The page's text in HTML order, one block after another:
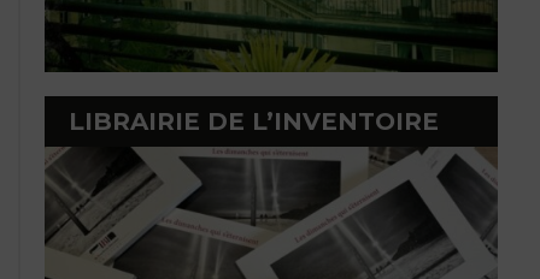
LIBRAIRIE DE L’INVENTOIRE